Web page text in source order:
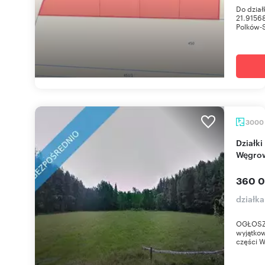
Do
Polków-
3000
Działki budowlane z warunkami zabudowy w
360
części